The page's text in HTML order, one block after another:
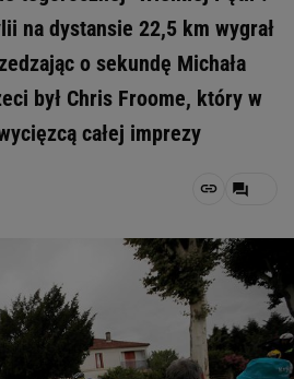
na dystansie 22,5 km wygrał
o sekundę Michała
był Chris Froome, który w
całej imprezy